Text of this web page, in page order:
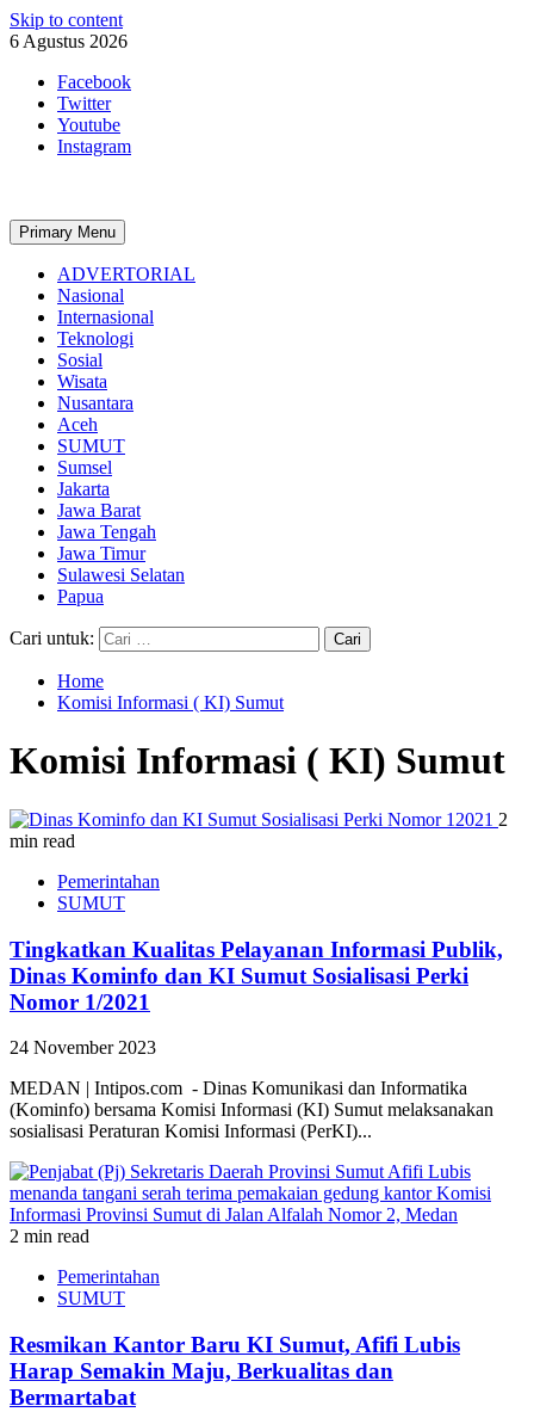
Skip to content
6 Agustus 2026
Facebook
Twitter
Youtube
Instagram
Primary Menu
ADVERTORIAL
Nasional
Internasional
Teknologi
Sosial
Wisata
Nusantara
Aceh
SUMUT
Sumsel
Jakarta
Jawa Barat
Jawa Tengah
Jawa Timur
Sulawesi Selatan
Papua
Cari untuk:
Home
Komisi Informasi ( KI) Sumut
Komisi Informasi ( KI) Sumut
2
min read
Pemerintahan
SUMUT
Tingkatkan Kualitas Pelayanan Informasi Publik,
Dinas Kominfo dan KI Sumut Sosialisasi Perki
Nomor 1/2021
24 November 2023
MEDAN | Intipos.com - Dinas Komunikasi dan Informatika
(Kominfo) bersama Komisi Informasi (KI) Sumut melaksanakan
sosialisasi Peraturan Komisi Informasi (PerKI)...
2 min read
Pemerintahan
SUMUT
Resmikan Kantor Baru KI Sumut, Afifi Lubis
Harap Semakin Maju, Berkualitas dan
Bermartabat